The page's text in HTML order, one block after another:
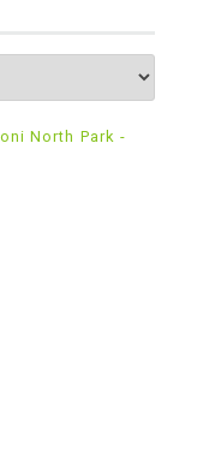
North Park -